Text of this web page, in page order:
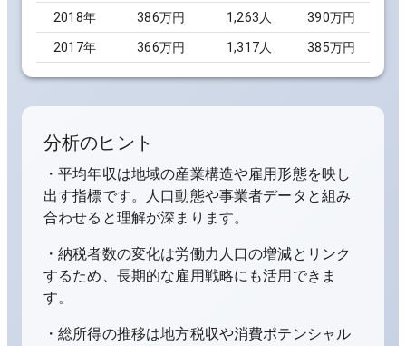
2018年 386万円 1,263 人 390万円
2017年 366万円 1,317人 385万円
分析のヒント
・平均年収は地域の産業構造や雇用形態を映し
出す指標です。人口動態や事業者データと組み
合わせると理解が深まります。
・納税者数の変化は労働力人口の増減とリンク
するため、長期的な雇用戦略にも活用できま
す。
・総所得の推移は地方税収や消費ポテンシャル